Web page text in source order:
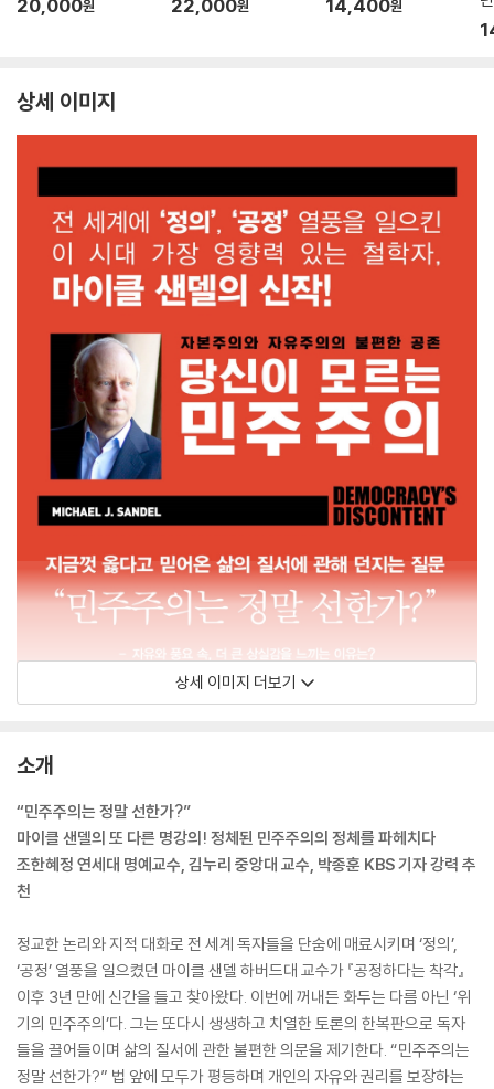
20,000원 22,000원 14,400원
상세 이미지
상세 이미지 더보기
소개
“민주주의는 정말 선한가?”
마이클 샌델의 또 다른 명강의! 정체된 민주주의의 정체를 파헤치다
조한혜정 연세대 명예교수, 김누리 중앙대 교수, 박종훈 KBS 기자 강력 추
천
정교한 논리와 지적 대화로 전 세계 독자들을 단숨에 매료시키며 ‘정의’,
‘공정’ 열풍을 일으켰던 마이클 샌델 하버드대 교수가 『공정하다는 착각』
이후 3년 만에 신간을 들고 찾아왔다. 이번에 꺼내든 화두는 다름 아닌 ‘위
기의 민주주의’다. 그는 또다시 생생하고 치열한 토론의 한복판으로 독자
들을 끌어들이며 삶의 질서에 관한 불편한 의문을 제기한다. “민주주의는
정말 선한가?” 법 앞에 모두가 평등하며 개인의 자유와 권리를 보장하는